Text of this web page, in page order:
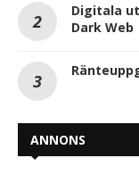
Digitala
Dark Web
ANNONS